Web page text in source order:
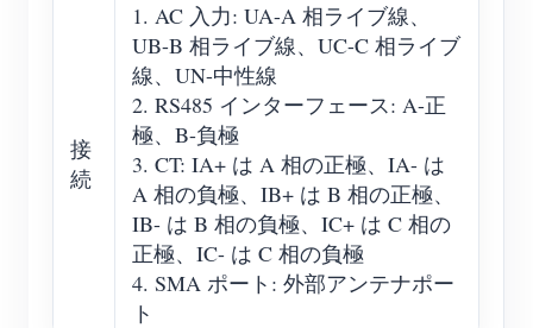
接
続
1. AC 入力: UA-A 相ライブ線、
UB-B 相ライブ線、UC-C 相ライブ
線、UN-中性線
2. RS485 インターフェース: A-正
極、B-負極
3. CT: IA+ は A 相の正極、IA- は
A 相の負極、IB+ は B 相の正極、
IB- は B 相の負極、IC+ は C 相の
正極、IC- は C 相の負極
4. SMA ポート: 外部アンテナポー
ト